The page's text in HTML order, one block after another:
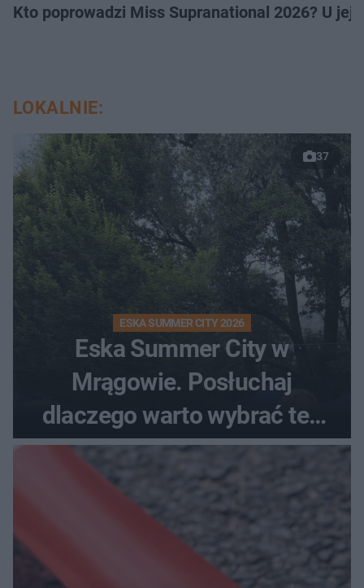
Kto poprowadzi Miss Supranational 2026? U jej
LOKALNIE:
37
ESKA SUMMER CITY 2026
Eska Summer City w
Mrągowie. Posłuchaj
dlaczego warto wybrać ten
kierunek na urlop!